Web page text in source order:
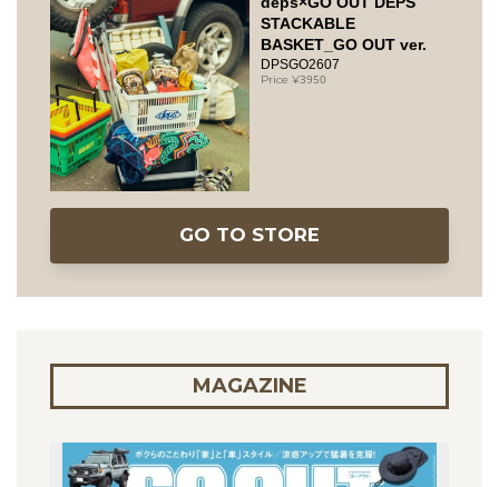
STACKABLE
BASKET_GO OUT ver.
DPSGO2607
3950
GO TO STORE
MAGAZINE